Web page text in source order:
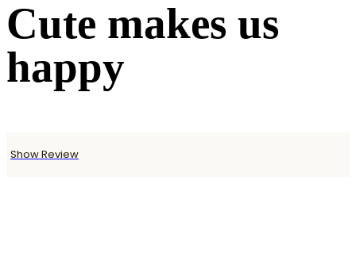
Cute makes us
happy
Show Review